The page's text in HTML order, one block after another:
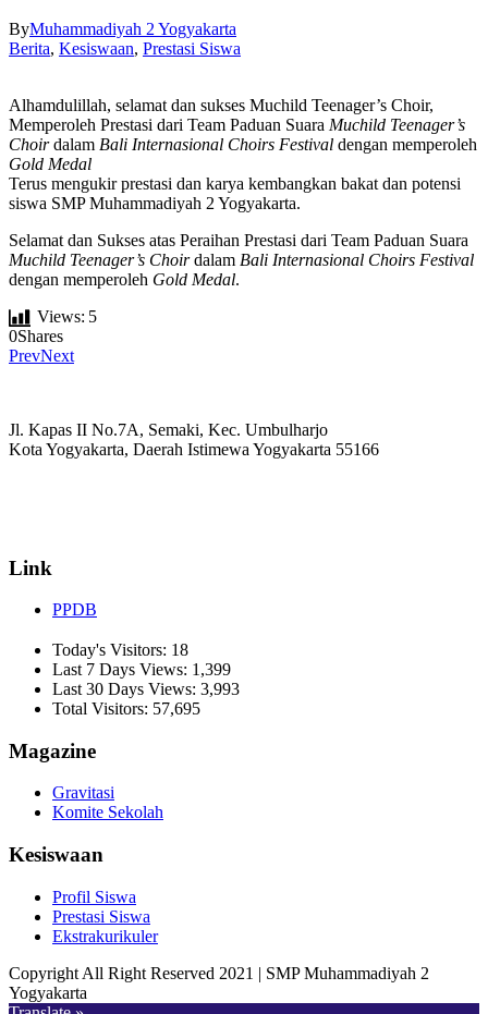
ByMuhammadiyah 2 Yogyakarta
Berita, Kesiswaan, Prestasi Siswa
Alhamdulillah, selamat dan sukses Muchild Teenager’s Choir,
Memperoleh Prestasi dari Team Paduan Suara Muchild Teenager’s
Choirdalam Bali Internasional Choirs Festival dengan memperoleh
Gold Medal
Terus mengukir prestasi dan karya kembangkan bakat dan potensi
siswa SMP Muhammadiyah 2 Yogyakarta.
Selamat dan Sukses atas Peraihan Prestasi dari Team Paduan Suara
Muchild Teenager’s Choirdalam Bali Internasional Choirs Festival
dengan memperoleh Gold Medal.
Views: 5
0Shares
PrevNext
Jl. Kapas II No.7A, Semaki, Kec. Umbulharjo
Kota Yogyakarta, Daerah Istimewa Yogyakarta 55166
Link
PPDB
Today's Visitors: 18
Last 7 Days Views: 1,399
Last 30 Days Views: 3,993
Total Visitors: 57,695
Magazine
Gravitasi
Komite Sekolah
Kesiswaan
Profil Siswa
Prestasi Siswa
Ekstrakurikuler
Copyright All Right Reserved 2021 | SMP Muhammadiyah 2
Yogyakarta